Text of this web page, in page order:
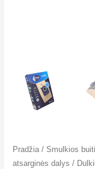
Pradžia / Smulkios
atsarginės dalys /